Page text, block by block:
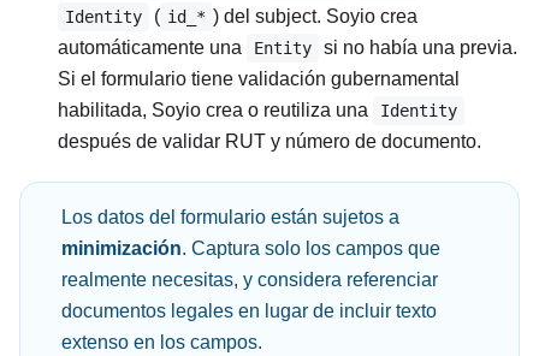
Identity ( id_* ) del subject. Soyio crea
automáticamente una
Entity
si no había una previa.
Si el formulario tiene validación gubernamental
habilitada, Soyio crea o reutiliza una
Identity
después de validar RUT y número de documento.
Los datos del formulario están sujetos a
minimización. Captura solo los campos que
realmente necesitas, y considera referenciar
documentos legales en lugar de incluir texto
extenso en los campos.